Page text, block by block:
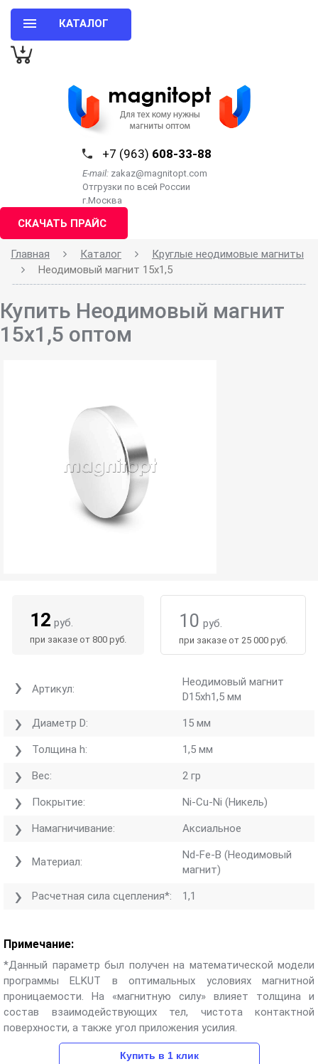
КАТАЛОГ
+7 (963) 608-33-88
E-mail: zakaz@magnitopt.com
Отгрузки по всей России
г.Москва
СКАЧАТЬ ПРАЙС
Главная Каталог
Круглые неодимовые магниты
Неодимовый магнит 15х1,5
Купить Неодимовый магнит
15х1,5 оптом
12 руб.
при заказе от 800 руб.
10 руб.
при заказе от 25 000 руб.
Артикул:
Неодимовый магнит
D15хh1,5 мм
Диаметр D: 15 мм
Толщина h: 1,5 мм
Вес: 2 гр
Покрытие: Ni-Cu-Ni (Никель)
Намагничивание: Аксиальное
Материал:
Nd-Fe-B (Неодимовый
магнит)
Расчетная сила сцепления*: 1,1
Примечание:
*Данный параметр был получен на математической модели
программы ELKUT в оптимальных условиях магнитной
проницаемости. На «магнитную силу» влияет толщина и
состав взаимодействующих тел, чистота контактной
поверхности, а также угол приложения усилия.